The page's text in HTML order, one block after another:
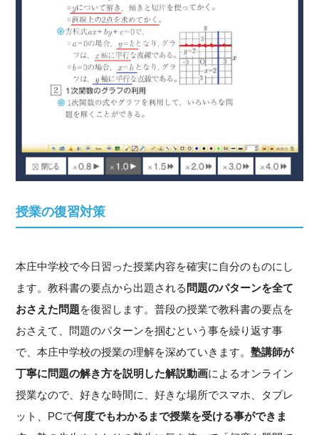
授業の復習対策
本庄中学校で今日習った授業内容を確実に自分のものにし
ます。教科書の要点から出題される 問題のパターンを全て
おさえた問題を復習します。普段の授業で教科書の要点を
おさえて、問題のパターンを掴むという事を繰り返す事
で、本庄中学校の授業の理解を深めていきます。塾講師が
丁寧に問題の解き方を説明した解説動画によるオンライン
授業なので、好きな時間に、好きな場所でスマホ、タブレ
ット、PCで何度でもわかるまで授業を受ける事ができま